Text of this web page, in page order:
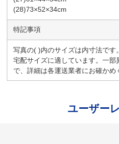
(28)73×52×34cm
特記事項
写真の( )内のサイズは内寸法です。
宅配サイズに適しています。一
で、詳細は各運送業者にお確かめ
ユーザー